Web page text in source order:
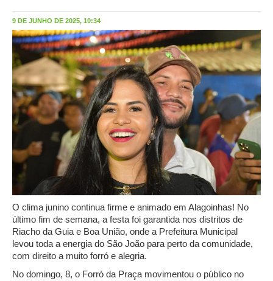
9 DE JUNHO DE 2025, 10:34
O clima junino continua firme e animado em Alagoinhas! No
último fim de semana, a festa foi garantida nos distritos de
Riacho da Guia e Boa União, onde a Prefeitura Municipal
levou toda a energia do São João para perto da comunidade,
com direito a muito forró e alegria.
No domingo, 8, o Forró da Praça movimentou o público no